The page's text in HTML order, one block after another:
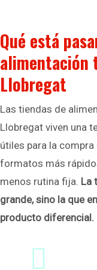
Qué está
alimentación
Llobregat
Las tiendas de
Llobregat viven una
útiles para la
formatos más
menos rutina fija. La
grande, sino la que
producto diferencial.